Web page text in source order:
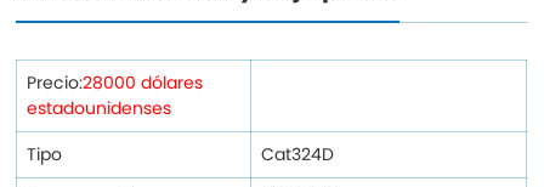
Precio:28000 dólares
estadounidenses
Tipo
Cat324D